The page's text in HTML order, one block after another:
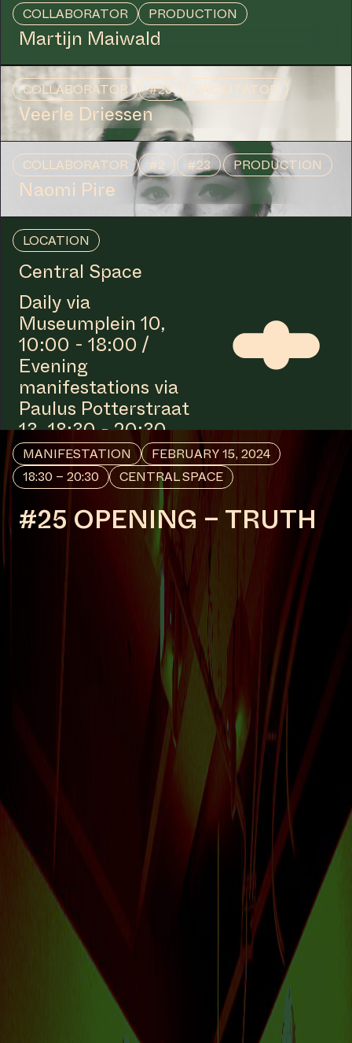
COLLABORATOR PRODUCTION
Martijn Maiwald
COLLABORATOR #23 FACILITATOR
Veerle Driessen
COLLABORATOR #2 #23 PRODUCTION
Naomi Pire
LOCATION
Central Space
Daily via
Museumplein 10,
10:00 - 18:00 /
Evening
manifestations via
Paulus Potterstraat
13, 18:30 - 20:30
MANIFESTATION
FEBRUARY 15, 2024
18:30 – 20:30
CENTRAL SPACE
#25 OPENING – TRUTH
IS A PLACE TO
DISCOVER
AMSTERDAM’S
DYNAMIC AND
FORWARD-THINKING
ART SCENE.
VISIT US